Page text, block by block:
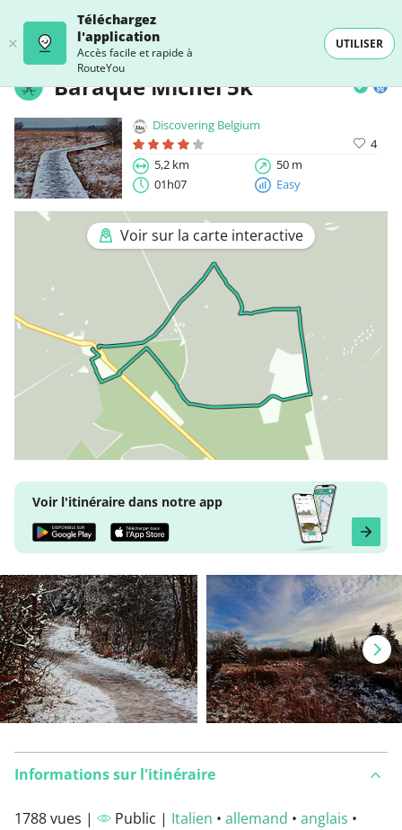
Téléchargez
l'application
Accès facile et rapide à
RouteYou
UTILISER
Baraque Michel 5k
Discovering Belgium
4
5,2 km
50 m
01h07
Easy
Voir sur la carte interactive
Voir l'itinéraire dans notre app
Informations sur l'itinéraire
1788 vues | Public | Italien • allemand • anglais •